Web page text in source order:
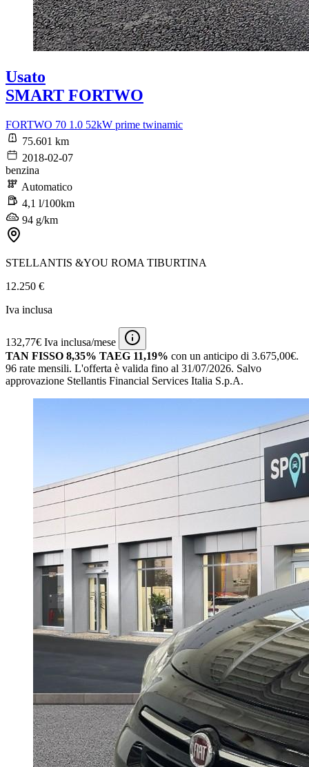
Usato
SMART FORTWO
FORTWO 70 1.0 52kW prime twinamic
75.601 km
2018-02-07
benzina
Automatico
4,1 l/100km
94 g/km
STELLANTIS &YOU ROMA TIBURTINA
12.250 €
Iva inclusa
132,77€ Iva inclusa/mese
TAN FISSO 8,35% TAEG 11,19% con un anticipo di 3.675,00€.
96 rate mensili. L'offerta è valida fino al 31/07/2026. Salvo
approvazione Stellantis Financial Services Italia S.p.A.